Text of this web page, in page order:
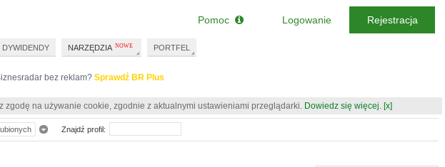
bez reklam? Sprawdź BR Plus
zgodę na używanie cookie, zgodnie z aktualnymi ustawieniami przeglądarki. Dowiedz się więcej. [x]
Znajdź profil:
DYWIDENDY NARZĘDZIA PORTFEL
Pomoc Logowanie Rejestracja